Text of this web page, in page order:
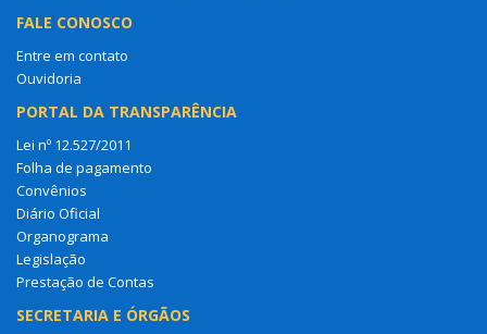
FALE CONOSCO
Entre em contato
Ouvidoria
PORTAL DA TRANSPARÊNCIA
Lei nº 12.527/2011
Folha de pagamento
Convênios
Diário Oficial
Organograma
Legislação
Prestação de Contas
SECRETARIA E ÓRGÃOS